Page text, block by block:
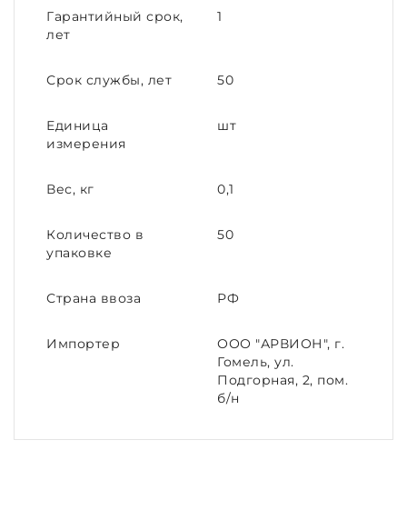
Гарантийный срок,
лет
1
Срок службы, лет 50
Единица
измерения
шт
Вес, кг 0,1
Количество в
упаковке
50
Страна ввоза РФ
Импортер
ООО "АРВИОН", г.
Гомель, ул.
Подгорная, 2, пом.
б/н